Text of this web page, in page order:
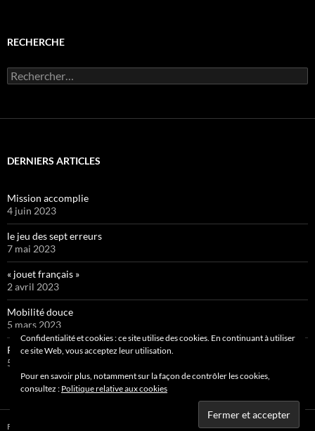
RECHERCHE
Rechercher :
DERNIERS ARTICLES
Mission accomplie
4 juin 2023
le jeu des sept erreurs
7 mai 2023
« jouet français »
2 avril 2023
Mobilité douce
5 mars 2023
Pipelette 9
5 février 2023
Fièrement propulsé par WordPress
Confidentialité et cookies : ce site utilise des cookies. En continuant à utiliser
ce site Web, vous acceptez leur utilisation.
Pour en savoir plus, notamment sur la façon de contrôler les cookies,
consultez : Politique relative aux cookies